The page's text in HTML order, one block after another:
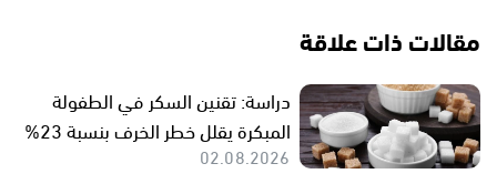
مقالات ذات علاقة
دراسة: تقنين السكر في الطفولة
المبكرة يقلل خطر الخرف بنسبة 23%
02.08.2026